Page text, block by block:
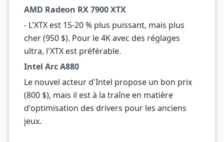
AMD Radeon RX 7900 XTX
- L'XTX est 15-20 % plus puissant, mais plus
cher (950 $). Pour le 4K avec des réglages
ultra, l'XTX est préférable.
Intel Arc A880
Le nouvel acteur d'Intel propose un bon prix
(800 $), mais il est à la traîne en matière
d'optimisation des drivers pour les anciens
jeux.